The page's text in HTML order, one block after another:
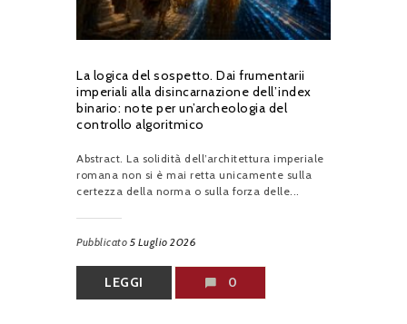
La logica del sospetto. Dai frumentarii
imperiali alla disincarnazione dell’index
binario: note per un’archeologia del
controllo algoritmico
Abstract. La solidità dell’architettura imperiale
romana non si è mai retta unicamente sulla
certezza della norma o sulla forza delle...
Pubblicato 5 Luglio 2026
LEGGI 0